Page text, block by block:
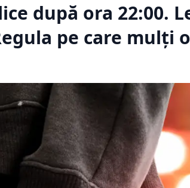
după ora 22:00.
pe care mulți